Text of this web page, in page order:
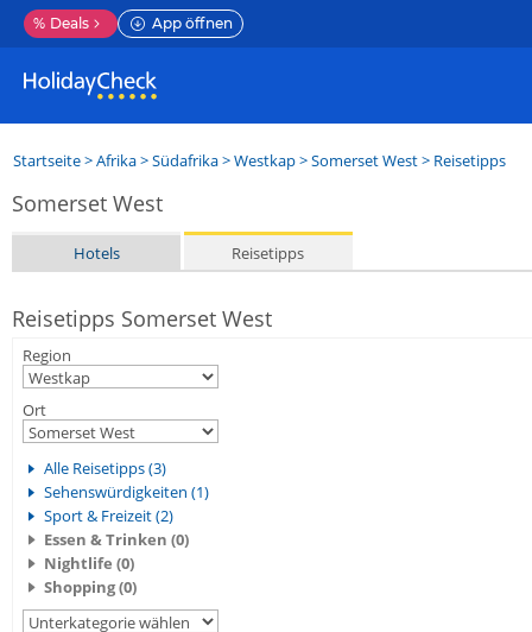
% Deals App öffnen
Startseite>Afrika>Südafrika>Westkap>Somerset West> Reisetipps
Somerset West
Hotels Reisetipps
Reisetipps Somerset West
Region
Ort
Alle Reisetipps (3)
Sehenswürdigkeiten (1)
Sport & Freizeit (2)
Essen & Trinken (0)
Nightlife (0)
Shopping (0)